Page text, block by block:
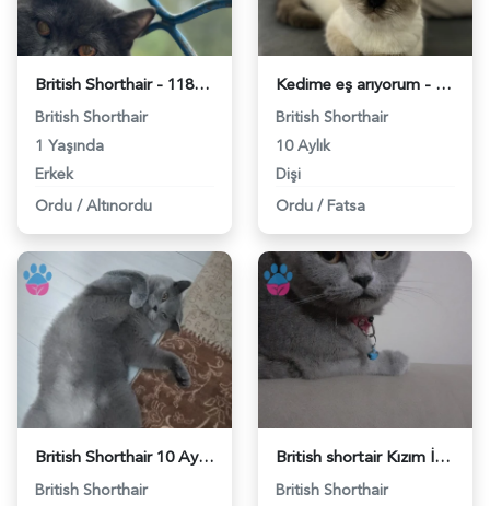
British Shorthair - 118979416
British Shorthair
1 Yaşında
Erkek
Ordu / Altınordu
Kedime eş arıyorum - 118977705
British Shorthair
10 Aylık
Dişi
Ordu / Fatsa
British Shorthair 10 Aylık Eş Arıyorum - 118971417
British Shorthair
British shortair Kızım İçin Eş Arıyorum - 118969772
British Shorthair